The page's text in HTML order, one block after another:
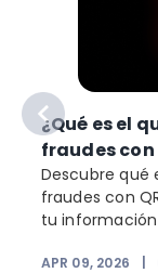
¿Qué es el
fraudes
Descubre qué
fraudes con
tu
APR 09, 2026